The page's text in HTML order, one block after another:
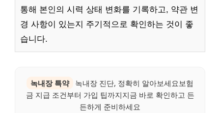
통해 본인의 시력 상태 변화를 기록하고, 약관 변
경 사항이 있는지 주기적으로 확인하는 것이 좋
습니다.
녹내장 특약
녹내장 진단, 정확히 알아보세요보험
금 지급 조건부터 가입 팁까지지금 바로 확인하고 든
든하게 준비하세요